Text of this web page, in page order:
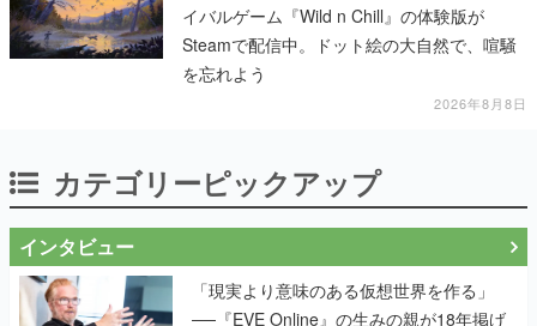
イバルゲーム『Wild n Chill』の体験版が
Steamで配信中。ドット絵の大自然で、喧騒
を忘れよう
2026年8月8日
カテゴリーピックアップ
インタビュー
「現実より意味のある仮想世界を作る」
──『EVE Online』の生みの親が18年掲げ